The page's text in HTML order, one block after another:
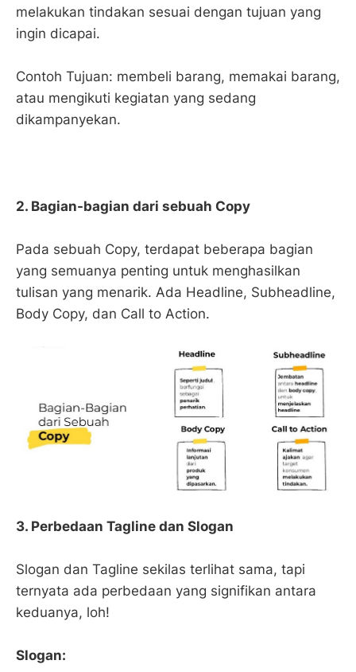
melakukan tindakan sesuai dengan tujuan yang
ingin dicapai.
Contoh Tujuan: membeli barang, memakai barang,
atau mengikuti kegiatan yang sedang
dikampanyekan.
2. Bagian-bagian dari sebuah Copy
Pada sebuah Copy, terdapat beberapa bagian
yang semuanya penting untuk menghasilkan
tulisan yang menarik. Ada Headline, Subheadline,
Body Copy, dan Call to Action.
3. Perbedaan Tagline dan Slogan
Slogan dan Tagline sekilas terlihat sama, tapi
ternyata ada perbedaan yang signifikan antara
keduanya, loh!
Slogan: